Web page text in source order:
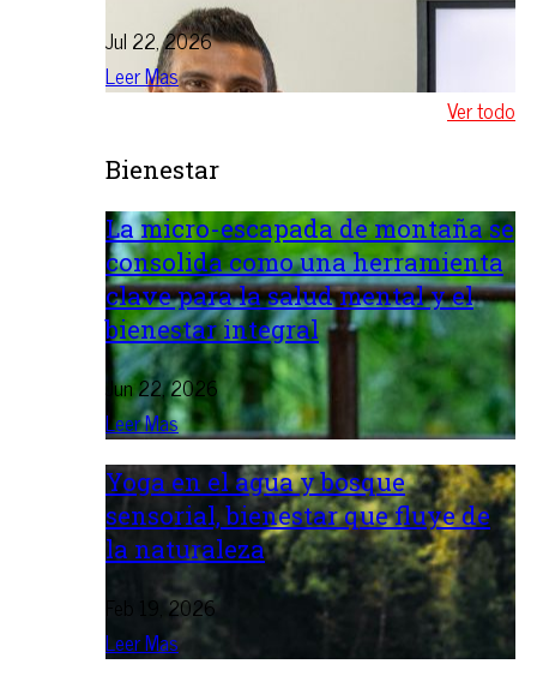
Jul 22, 2026
Leer Mas
Ver todo
Bienestar
La micro-escapada de montaña se
consolida como una herramienta
clave para la salud mental y el
bienestar integral
Jun 22, 2026
Leer Mas
Yoga en el agua y bosque
sensorial, bienestar que fluye de
la naturaleza
Feb 19, 2026
Leer Mas